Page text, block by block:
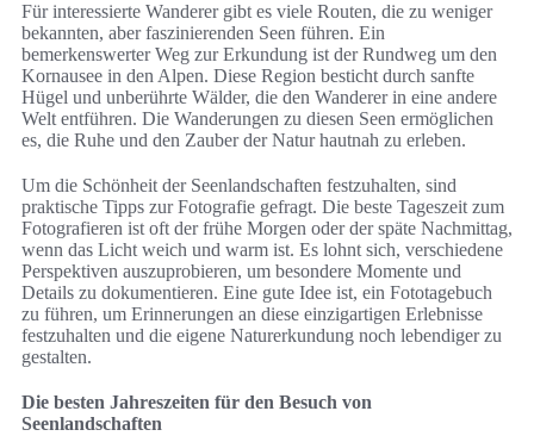
Für interessierte Wanderer gibt es viele Routen, die zu weniger
bekannten, aber faszinierenden Seen führen. Ein
bemerkenswerter Weg zur Erkundung ist der Rundweg um den
Kornausee in den Alpen. Diese Region besticht durch sanfte
Hügel und unberührte Wälder, die den Wanderer in eine andere
Welt entführen. Die Wanderungen zu diesen Seen ermöglichen
es, die Ruhe und den Zauber der Natur hautnah zu erleben.
Um die Schönheit der Seenlandschaften festzuhalten, sind
praktische Tipps zur Fotografie gefragt. Die beste Tageszeit zum
Fotografieren ist oft der frühe Morgen oder der späte Nachmittag,
wenn das Licht weich und warm ist. Es lohnt sich, verschiedene
Perspektiven auszuprobieren, um besondere Momente und
Details zu dokumentieren. Eine gute Idee ist, ein Fototagebuch
zu führen, um Erinnerungen an diese einzigartigen Erlebnisse
festzuhalten und die eigene Naturerkundung noch lebendiger zu
gestalten.
Die besten Jahreszeiten für den Besuch von
Seenlandschaften